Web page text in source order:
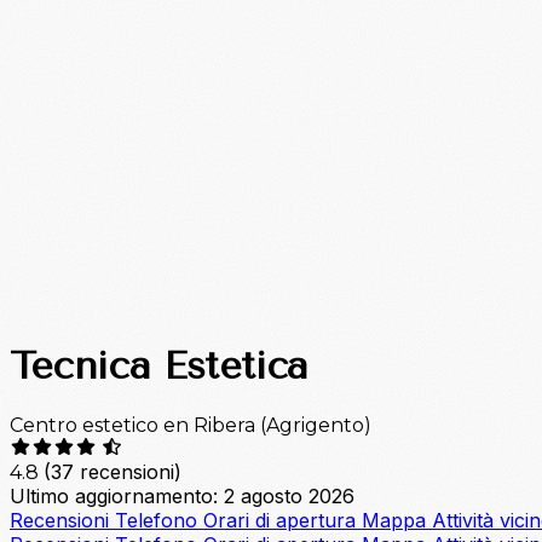
Tecnica Estetica
Centro estetico en Ribera (Agrigento)
4.8 (37 recensioni)
Ultimo aggiornamento: 2 agosto 2026
Recensioni Telefono Orari di apertura Mappa Attività